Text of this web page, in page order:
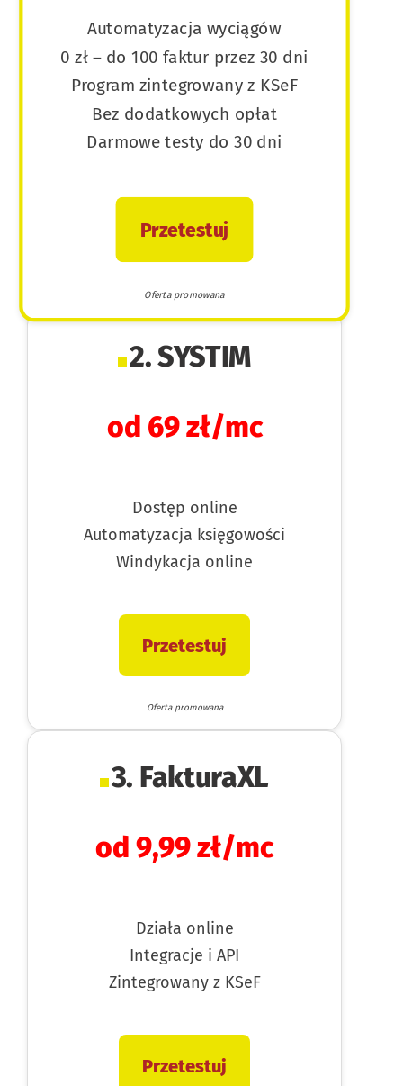
2. SYSTIM
od 69 zł/mc
Dostęp online
Automatyzacja księgowości
Windykacja online
Przetestuj
Oferta promowana
Automatyzacja wyciągów
0 zł – do 100 faktur przez 30 dni
Program zintegrowany z KSeF
Bez dodatkowych opłat
Darmowe testy do 30 dni
Przetestuj
Oferta promowana
3. FakturaXL
od 9,99 zł/mc
Działa online
Integracje i API
Zintegrowany z KSeF
Przetestuj